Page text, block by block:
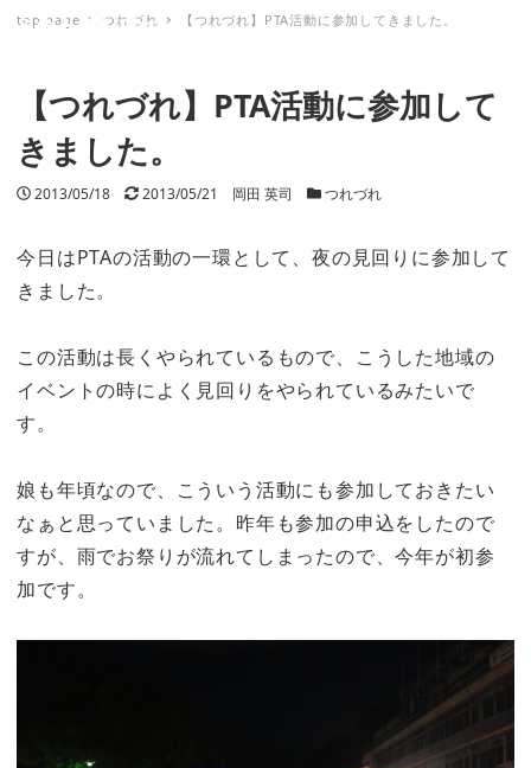
ミナトノキズナ
top page つれづれ 【つれづれ】PTA活動に参加してきました。
【つれづれ】PTA活動に参加して
きました。
投稿日
2013/05/18 更新日
2013/05/21 著者
岡田 英司 カテゴリー
つれづれ
今日はPTAの活動の一環として、夜の見回りに参加して
きました。
この活動は長くやられているもので、こうした地域の
イベントの時によく見回りをやられているみたいで
す。
娘も年頃なので、こういう活動にも参加しておきたい
なぁと思っていました。昨年も参加の申込をしたので
すが、雨でお祭りが流れてしまったので、今年が初参
加です。